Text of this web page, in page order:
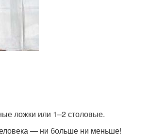
ложки или 1–2 столовые.
— ни больше ни меньше!